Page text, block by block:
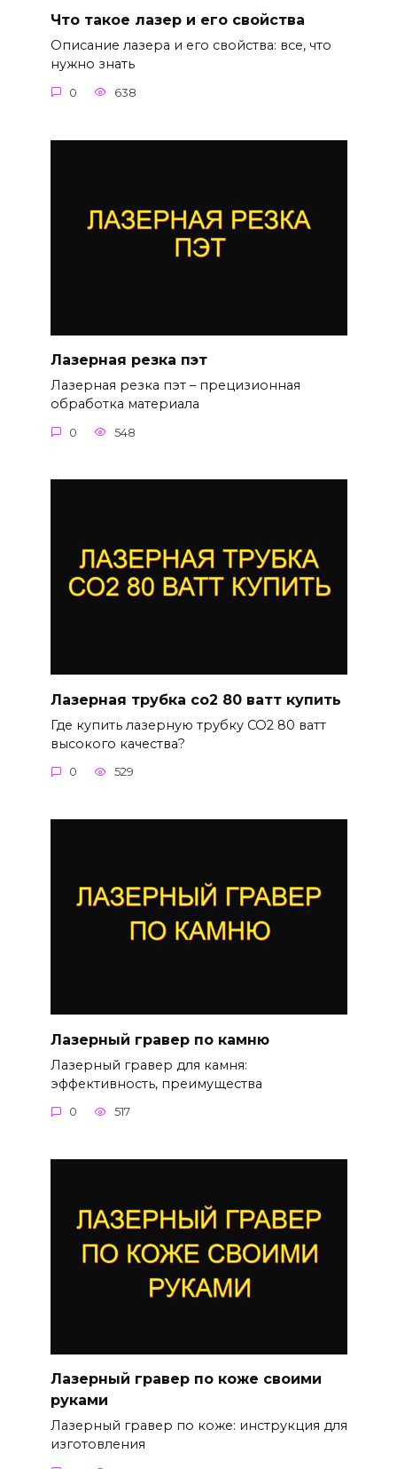
Что такое лазер и его свойства
Описание лазера и его свойства: все, что
нужно знать
0 638
Лазерная резка пэт
Лазерная резка пэт – прецизионная
обработка материала
0 548
Лазерная трубка со2 80 ватт купить
Где купить лазерную трубку CO2 80 ватт
высокого качества?
0 529
Лазерный гравер по камню
Лазерный гравер для камня:
эффективность, преимущества
0 517
Лазерный гравер по коже своими
руками
Лазерный гравер по коже: инструкция для
изготовления